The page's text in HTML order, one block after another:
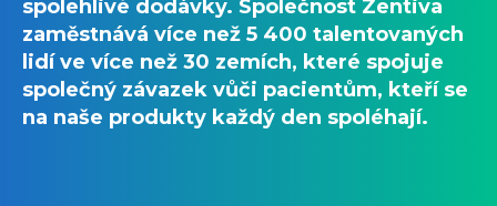
spolehlivé dodávky. Společnost Zentiva
zaměstnává více než 5 400 talentovaných
lidí ve více než 30 zemích, které spojuje
společný závazek vůči pacientům, kteří se
na naše produkty každý den spoléhají.